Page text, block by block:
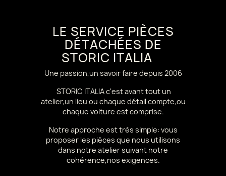
LE SERVICE PIÈCES
DÉTACHÉES DE
STORIC ITALIA
Une passion,un savoir faire depuis 2006
STORIC ITALIA c'est avant tout un
atelier,un lieu ou chaque détail compte,ou
chaque voiture est comprise.
Notre approche est très simple: vous
proposer les pièces que nous utilisons
dans notre atelier suivant notre
cohérence,nos exigences.